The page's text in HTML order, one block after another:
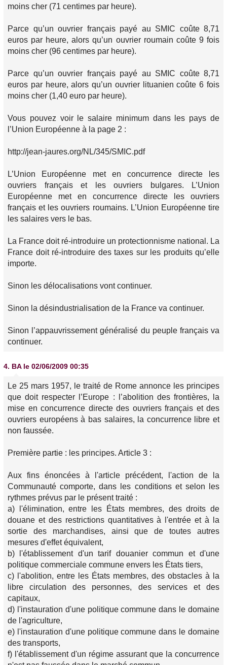
moins cher (71 centimes par heure).
Parce qu’un ouvrier français payé au SMIC coûte 8,71
euros par heure, alors qu’un ouvrier roumain coûte 9 fois
moins cher (96 centimes par heure).
Parce qu’un ouvrier français payé au SMIC coûte 8,71
euros par heure, alors qu’un ouvrier lituanien coûte 6 fois
moins cher (1,40 euro par heure).
Vous pouvez voir le salaire minimum dans les pays de
l’Union Européenne à la page 2 :
http://jean-jaures.org/NL/345/SMIC.pdf
L’Union Européenne met en concurrence directe les
ouvriers français et les ouvriers bulgares. L’Union
Européenne met en concurrence directe les ouvriers
français et les ouvriers roumains. L’Union Européenne tire
les salaires vers le bas.
La France doit ré-introduire un protectionnisme national. La
France doit ré-introduire des taxes sur les produits qu’elle
importe.
Sinon les délocalisations vont continuer.
Sinon la désindustrialisation de la France va continuer.
Sinon l’appauvrissement généralisé du peuple français va
continuer.
4. BA le 02/06/2009 00:35
Le 25 mars 1957, le traité de Rome annonce les principes
que doit respecter l’Europe : l’abolition des frontières, la
mise en concurrence directe des ouvriers français et des
ouvriers européens à bas salaires, la concurrence libre et
non faussée.
Première partie : les principes. Article 3 :
Aux fins énoncées à l'article précédent, l'action de la
Communauté comporte, dans les conditions et selon les
rythmes prévus par le présent traité :
a) l'élimination, entre les États membres, des droits de
douane et des restrictions quantitatives à l'entrée et à la
sortie des marchandises, ainsi que de toutes autres
mesures d'effet équivalent,
b) l'établissement d'un tarif douanier commun et d'une
politique commerciale commune envers les États tiers,
c) l'abolition, entre les États membres, des obstacles à la
libre circulation des personnes, des services et des
capitaux,
d) l'instauration d'une politique commune dans le domaine
de l'agriculture,
e) l'instauration d'une politique commune dans le domaine
des transports,
f) l'établissement d'un régime assurant que la concurrence